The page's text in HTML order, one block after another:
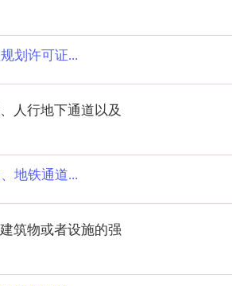
划许可证...
人行地下通道以及
地铁通道...
筑物或者设施的强